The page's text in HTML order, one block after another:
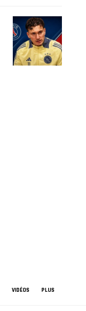
VIDÉOS PLUS